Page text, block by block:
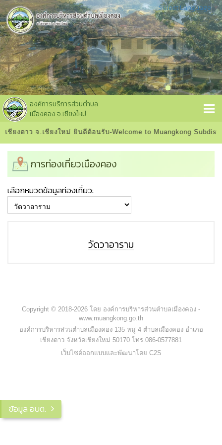
องค์การบริการส่วนตำบล
เมืองคอง จ.เชียงใหม่
ชียงดาว จ.เชียงใหม่ ยินดีต้อนรับ-Welcome to Muangkong
Select Language▼
ข้อมูล อบต.
การท่องเที่ยวเมืองคอง
เลือกหมวดข้อมูลท่องเที่ยว:
วัดวาอาราม
Copyright © 2018-2026 โดย องค์การบริหารส่วนตำบลเมืองคอง -
www.muangkong.go.th
องค์การบริหารส่วนตำบลเมืองคอง 135 หมู่ 4 ตำบลเมืองคอง อำเภอ
เชียงดาว จังหวัดเชียงใหม่ 50170 โทร.086-0577881
เว็บไซต์ออกแบบและพัฒนาโดย C2S